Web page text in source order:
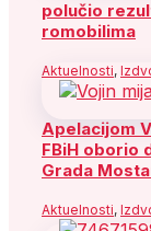
polučio
romobilima
Aktuelnosti,
Apelacijom
FBiH oborio
Grada
Aktuelnosti,